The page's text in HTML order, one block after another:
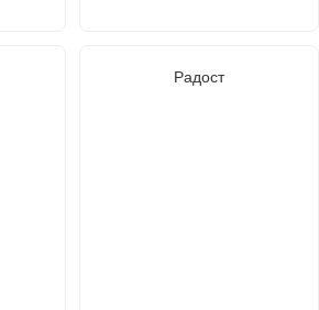
Радост